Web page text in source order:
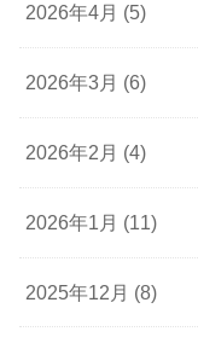
2026年4月 (5)
2026年3月 (6)
2026年2月 (4)
2026年1月 (11)
2025年12月 (8)